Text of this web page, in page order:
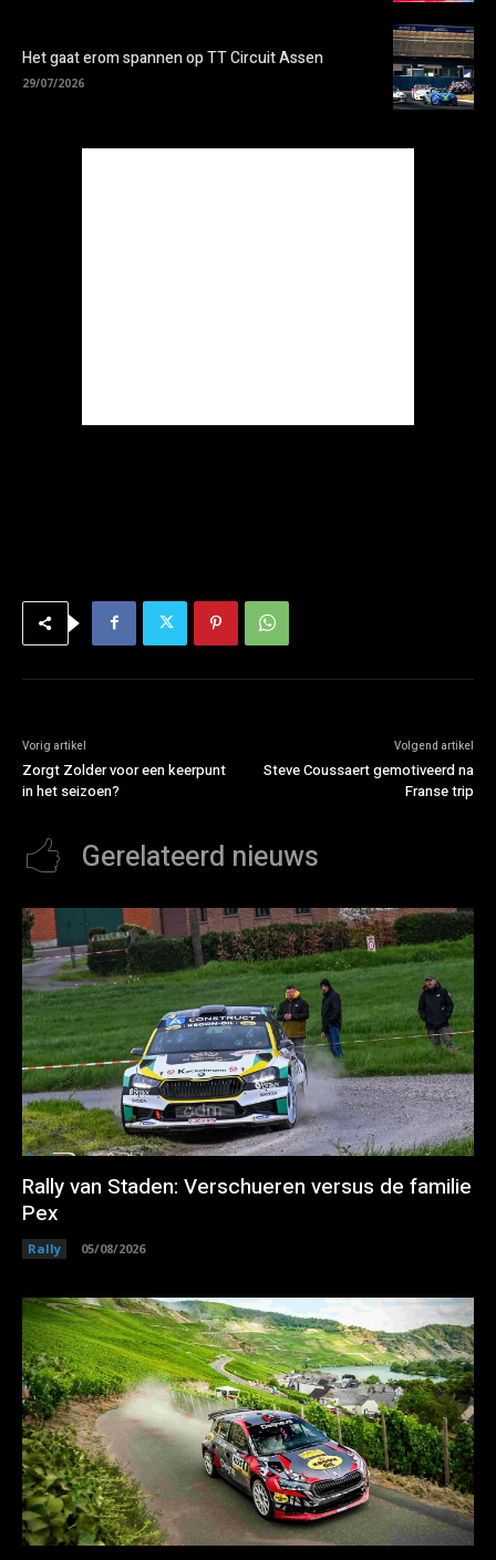
Het gaat erom spannen op TT Circuit Assen
29/07/2026
Vorig artikel
Zorgt Zolder voor een keerpunt
in het seizoen?
Volgend artikel
Steve Coussaert gemotiveerd na
Franse trip
Gerelateerd nieuws
Rally van Staden: Verschueren versus de familie
Pex
Rally 05/08/2026